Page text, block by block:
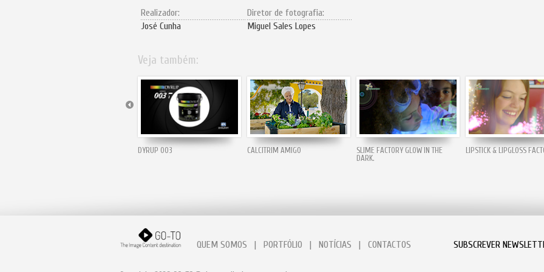
Realizador:
José Cunha
Diretor de fotografia:
Miguel Sales Lopes
Veja também:
DYRUP 003 CALCITRIM AMIGO
SLIME FACTORY GLOW IN THE
DARK.
LIPSTICK & LIPGLOSS
QUEM SOMOS | PORTFÓLIO | NOTÍCIAS | CONTACTOS SUBSCREVER